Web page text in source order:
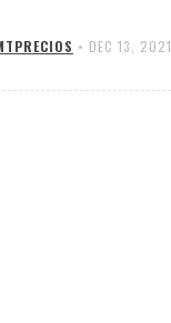
• DEC 13, 2021